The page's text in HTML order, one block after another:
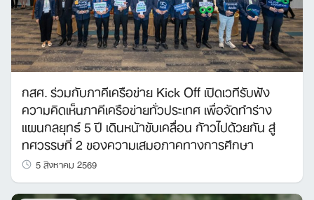
กสศ. ร่วมกับภาคีเครือข่าย Kick Off เปิดเวทีรับฟัง
ความคิดเห็นภาคีเครือข่ายทั่วประเทศ เพื่อจัดทำร่าง
แผนกลยุทธ์ 5 ปี เดินหน้าขับเคลื่อน ก้าวไปด้วยกัน สู่
ทศวรรษที่ 2 ของความเสมอภาคทางการศึกษา
5 สิงหาคม 2569